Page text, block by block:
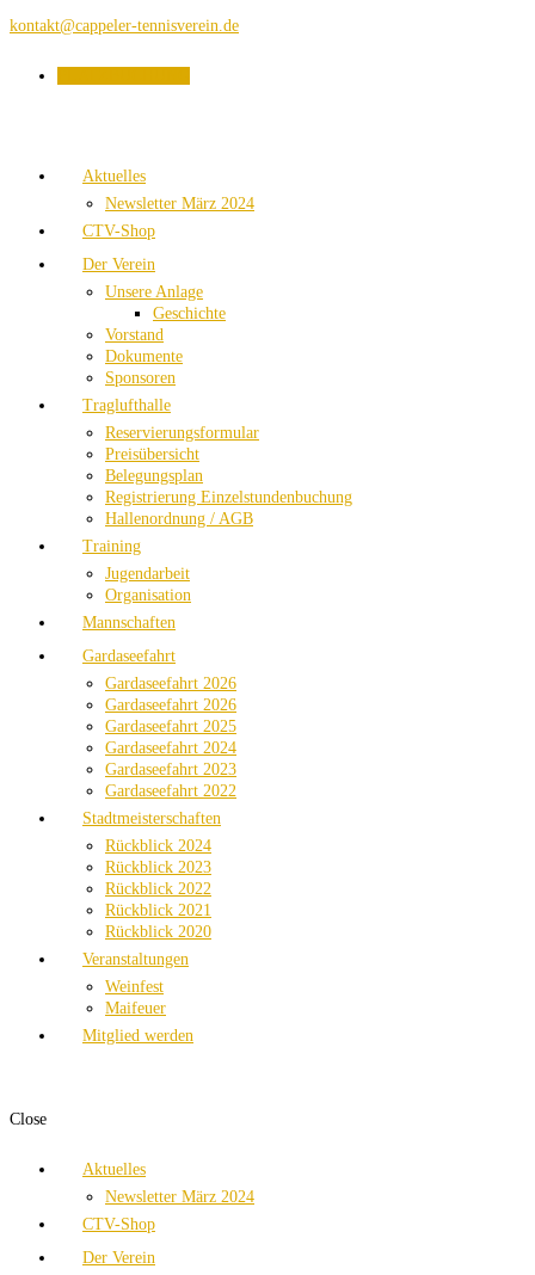
kontakt@cappeler-tennisverein.de
Aktuelles
Newsletter März 2024
CTV-Shop
Der Verein
Unsere Anlage
Geschichte
Vorstand
Dokumente
Sponsoren
Traglufthalle
Reservierungsformular
Preisübersicht
Belegungsplan
Registrierung Einzelstundenbuchung
Hallenordnung / AGB
Training
Jugendarbeit
Organisation
Mannschaften
Gardaseefahrt
Gardaseefahrt 2026
Gardaseefahrt 2026
Gardaseefahrt 2025
Gardaseefahrt 2024
Gardaseefahrt 2023
Gardaseefahrt 2022
Stadtmeisterschaften
Rückblick 2024
Rückblick 2023
Rückblick 2022
Rückblick 2021
Rückblick 2020
Veranstaltungen
Weinfest
Maifeuer
Mitglied werden
Close
Aktuelles
Newsletter März 2024
CTV-Shop
Der Verein